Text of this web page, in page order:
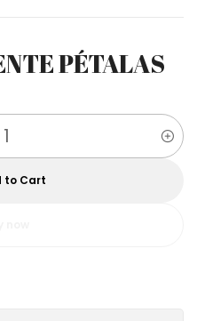
PÉTALAS
to Cart